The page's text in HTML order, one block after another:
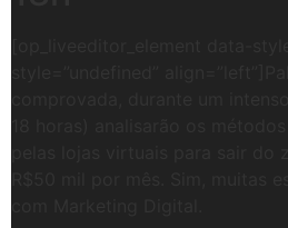
style=”undefined”
comprovada, durante um
18 horas) analisarão os
pelas lojas virtuais para sair
R$50 mil por mês. Sim, muitas